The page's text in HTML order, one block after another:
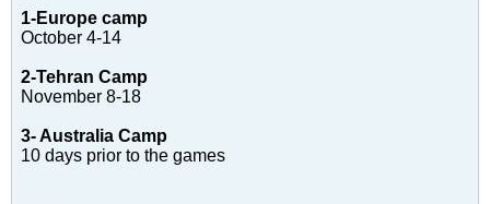
1-Europe camp
October 4-14
2-Tehran Camp
November 8-18
3- Australia Camp
10 days prior to the games